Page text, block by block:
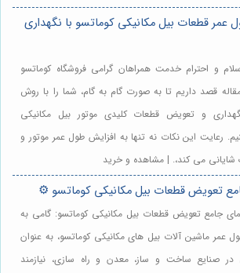
عمر قطعات بیل مکانیکی کوماتسو با نگهداری
و احترام خدمت همراهان گرامی فروشگاه کوماتسو
قصد داریم تا به صورت گام به گام، شما را با روش
و تعویض قطعات کلیدی موتور بیل مکانیکی
رعایت این نکات نه تنها به افزایش طول عمر موتور و
می کند،. | مشاهده و خرید
تعویض قطعات بیل مکانیکی کوماتسو ⚙️
جامع تعویض قطعات بیل مکانیکی کوماتسو: گامی به
عمر ماشین آلات بیل های مکانیکی کوماتسو، به عنوان
در صنایع ساخت و ساز، معدن و راه سازی، نیازمند